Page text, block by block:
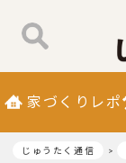
家づくりレポ
じゅうたく通信